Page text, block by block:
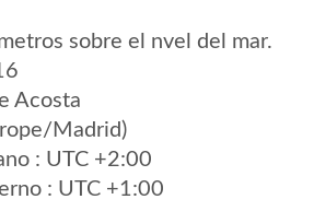
sobre el nvel del mar.
Acosta
Madrid)
: UTC +2:00
: UTC +1:00